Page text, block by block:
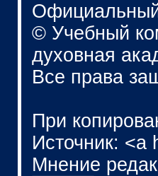
© Учебный
духовная
Все права
При
Источник:
Мнение